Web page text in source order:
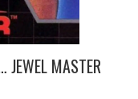
JEWEL MASTER